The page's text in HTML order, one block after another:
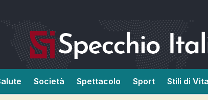
Società Spettacolo Sport Stili di Vita